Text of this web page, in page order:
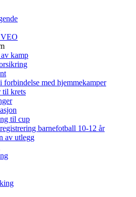
kamp
forbindelse med hjemmekamper
til krets
til cup
barnefotball 10-12 år
av utlegg